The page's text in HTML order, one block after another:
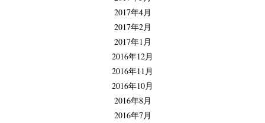
2017年4月
2017年2月
2017年1月
2016年12月
2016年11月
2016年10月
2016年8月
2016年7月